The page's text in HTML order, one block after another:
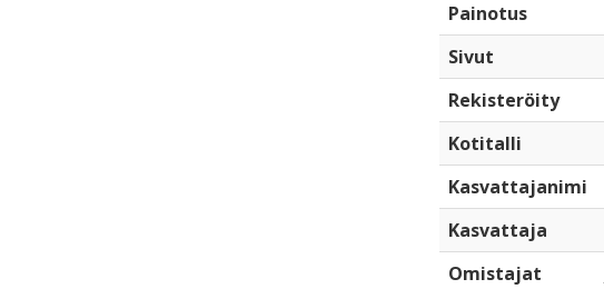
Painotus
Sivut
Rekisteröity
Kotitalli
Kasvattajanimi
Kasvattaja
Omistajat